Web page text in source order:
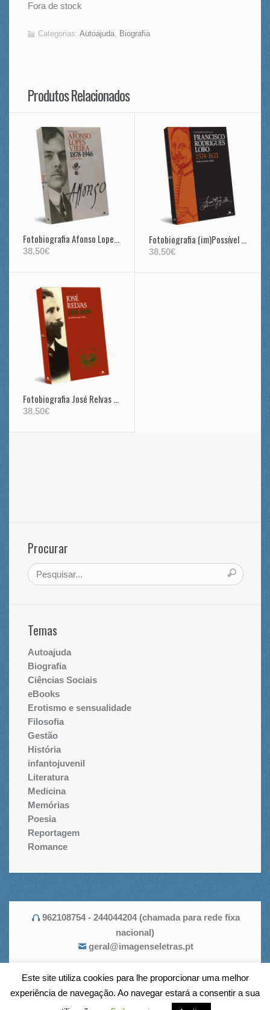
Fora de stock
Categorias:Autoajuda, Biografia
Produtos Relacionados
Fotobiografia Afonso Lopes Vieira 1878-1946
38.50€
Fotobiografia (im)Possível de Francisco Rodrigues Lobo – 1574-1621
38.50€
Fotobiografia José Relvas 1858-1929
38.50€
Procurar
Temas
Autoajuda
Biografia
Ciências Sociais
eBooks
Erotismo e sensualidade
Filosofia
Gestão
História
infantojuvenil
Literatura
Medicina
Memórias
Poesia
Reportagem
Romance
962108754 - 244044204 (chamada para rede fixa
nacional)
geral@imagenseletras.pt
Imagens e Letras © 2026. Todos os direitos reservados.
Este site utiliza cookies para lhe proporcionar uma melhor
experiência de navegação. Ao navegar estará a consentir a sua